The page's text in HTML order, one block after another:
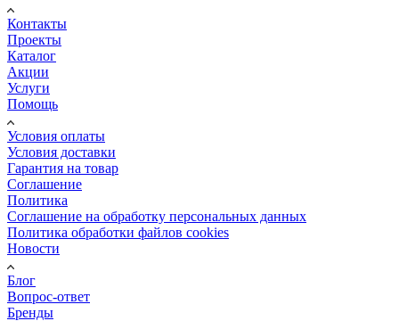
Контакты
Проекты
Каталог
Акции
Услуги
Помощь
Условия оплаты
Условия доставки
Гарантия на товар
Соглашение
Политика
Соглашение на обработку персональных данных
Политика обработки файлов cookies
Новости
Блог
Вопрос-ответ
Бренды